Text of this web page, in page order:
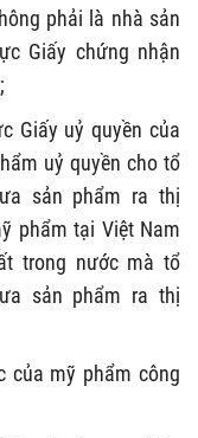
phải là nhà sản
Giấy chứng nhận
Giấy uỷ quyền của
uỷ quyền cho tổ
sản phẩm ra thị
phẩm tại Việt Nam
trong nước mà tổ
sản phẩm ra thị
của mỹ phẩm công